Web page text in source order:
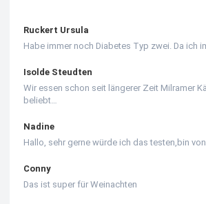
Ruckert Ursula
Habe immer noch Diabetes Typ zwei. Da ich
Isolde Steudten
Wir essen schon seit längerer Zeit Milramer
beliebt…
Nadine
Hallo, sehr gerne würde ich das testen,bin von
Conny
Das ist super für Weinachten